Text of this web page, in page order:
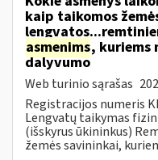
kaip taikomos
asmenims, kuriems
dalyvumo
Web turinio sąrašas
Registracijos numeris
Lengvatų taikymas
(išskyrus ūkininkus)
žemės savininkai,